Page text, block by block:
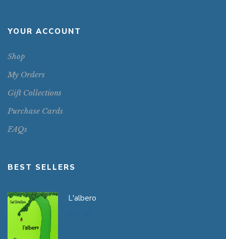
YOUR ACCOUNT
Shop
My Orders
Gift Collections
Purchase Cards
FAQs
BEST SELLERS
L'albero